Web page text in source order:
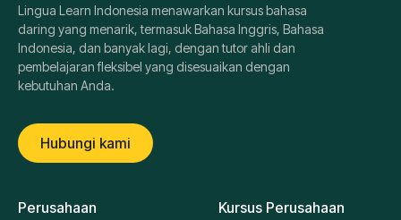
Lingua Learn Indonesia menawarkan kursus bahasa
daring yang menarik, termasuk Bahasa Inggris, Bahasa
Indonesia, dan banyak lagi, dengan tutor ahli dan
pembelajaran fleksibel yang disesuaikan dengan
kebutuhan Anda.
Hubungi kami
Perusahaan Kursus Perusahaan